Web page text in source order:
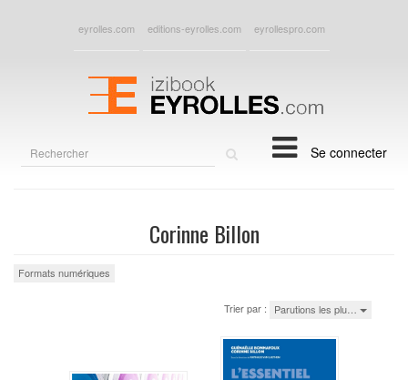
eyrolles.com editions-eyrolles.com eyrollespro.com
Se connecter
Corinne Billon
Formats numériques
Trier par : Parutions les plu…